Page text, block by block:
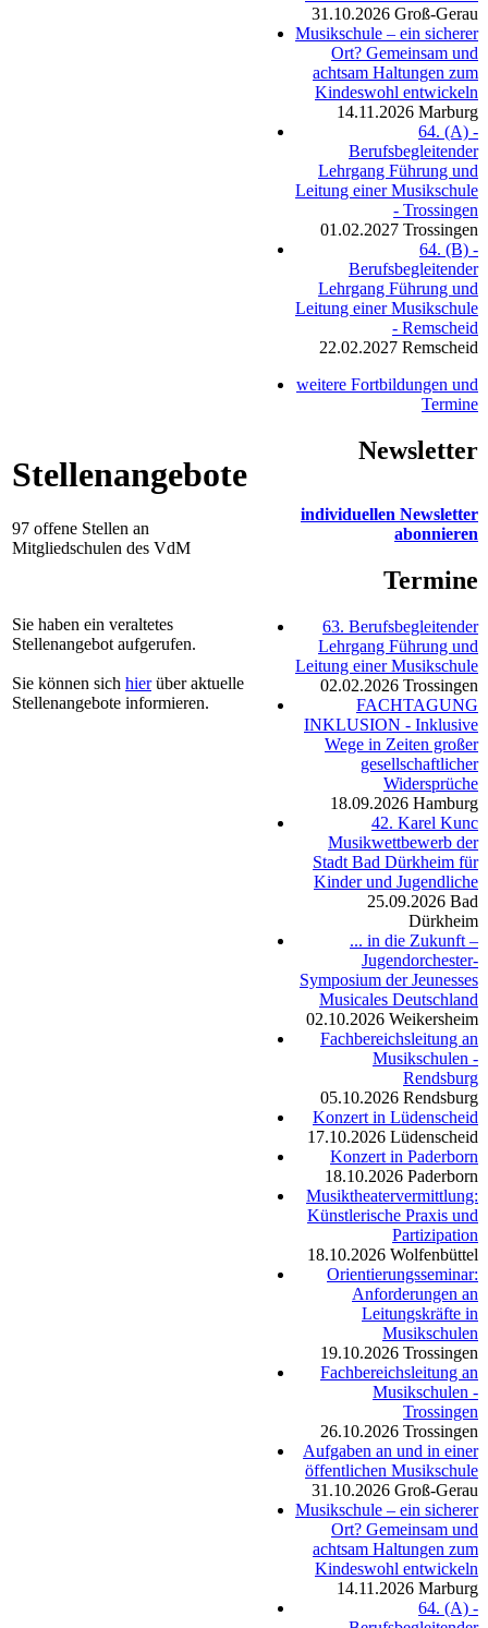
Stellenangebote
97 offene Stellen an
Mitgliedschulen des VdM
Sie haben ein veraltetes
Stellenangebot aufgerufen.
Sie können sich hierüber aktuelle
Stellenangebote informieren.
31.10.2026 Groß-Gerau
Musikschule – ein sicherer
Ort? Gemeinsam und
achtsam Haltungen zum
Kindeswohl entwickeln
14.11.2026 Marburg
64. (A) -
Berufsbegleitender
Lehrgang Führung und
Leitung einer Musikschule
- Trossingen
01.02.2027 Trossingen
64. (B) -
Berufsbegleitender
Lehrgang Führung und
Leitung einer Musikschule
- Remscheid
22.02.2027 Remscheid
weitere Fortbildungen und
Termine
Newsletter
individuellen Newsletter
abonnieren
Termine
63. Berufsbegleitender
Lehrgang Führung und
Leitung einer Musikschule
02.02.2026 Trossingen
FACHTAGUNG
INKLUSION - Inklusive
Wege in Zeiten großer
gesellschaftlicher
Widersprüche
18.09.2026 Hamburg
42. Karel Kunc
Musikwettbewerb der
Stadt Bad Dürkheim für
Kinder und Jugendliche
25.09.2026 Bad
Dürkheim
... in die Zukunft –
Jugendorchester-
Symposium der Jeunesses
Musicales Deutschland
02.10.2026 Weikersheim
Fachbereichsleitung an
Musikschulen -
Rendsburg
05.10.2026 Rendsburg
Konzert in Lüdenscheid
17.10.2026 Lüdenscheid
Konzert in Paderborn
18.10.2026 Paderborn
Musiktheatervermittlung:
Künstlerische Praxis und
Partizipation
18.10.2026 Wolfenbüttel
Orientierungsseminar:
Anforderungen an
Leitungskräfte in
Musikschulen
19.10.2026 Trossingen
Fachbereichsleitung an
Musikschulen -
Trossingen
26.10.2026 Trossingen
Aufgaben an und in einer
öffentlichen Musikschule
31.10.2026 Groß-Gerau
Musikschule – ein sicherer
Ort? Gemeinsam und
achtsam Haltungen zum
Kindeswohl entwickeln
14.11.2026 Marburg
64. (A) -